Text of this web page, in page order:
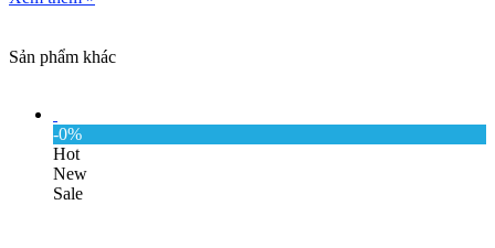
Sản phẩm khác
-0%
Hot
New
Sale